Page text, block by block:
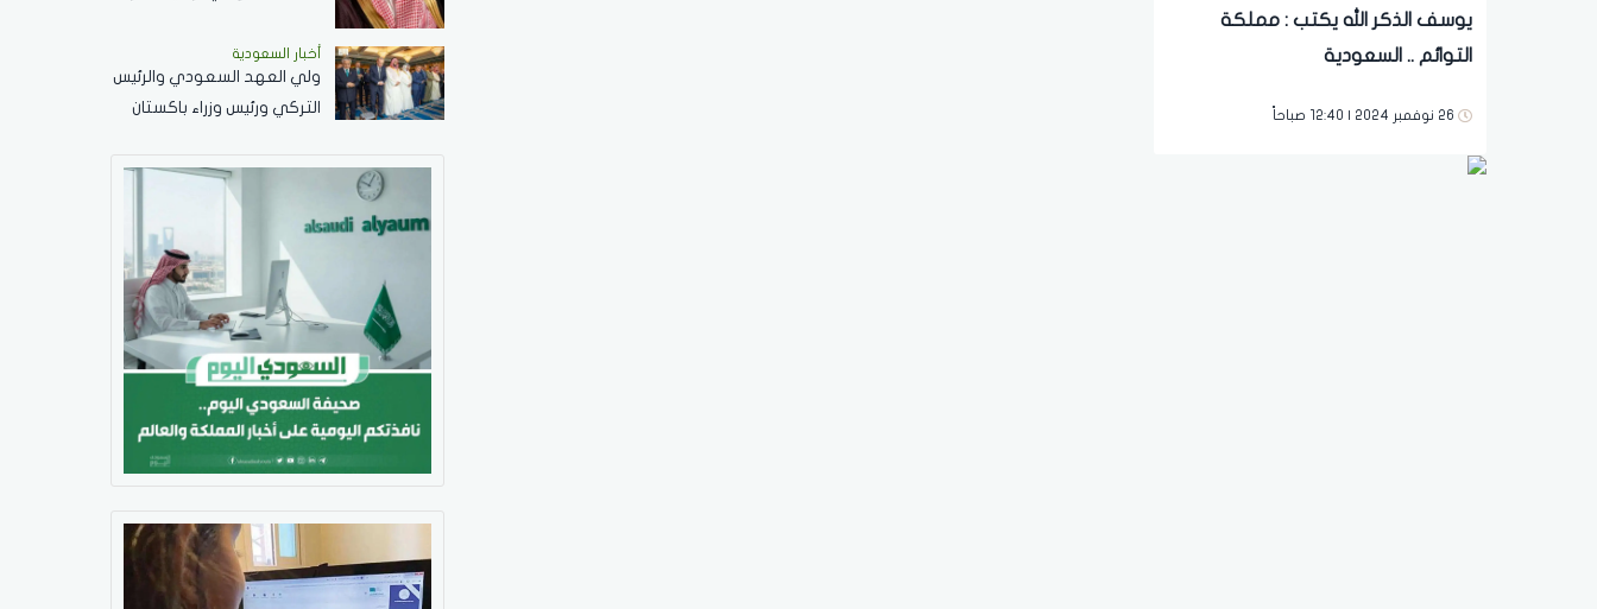
يوسف الذكر الله يكتب : مملكة
التوائم .. السعودية
26 نوفمبر 2024 | 12:40 صباحاً
أخبار السعودية
ولي العهد السعودي والرئيس
التركي ورئيس وزراء باكستان
الحرام .. صور